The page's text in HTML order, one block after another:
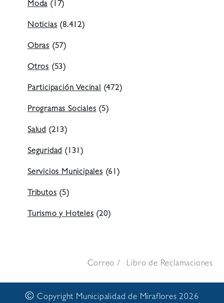
Moda (17)
Noticias (8.412)
Obras (57)
Otros (53)
Participación Vecinal (472)
Programas Sociales (5)
Salud (213)
Seguridad (131)
Servicios Municipales (61)
Tributos (5)
Turismo y Hoteles (20)
Correo Libro de Reclamaciones
© Copyright Municipalidad de Miraflores 2026